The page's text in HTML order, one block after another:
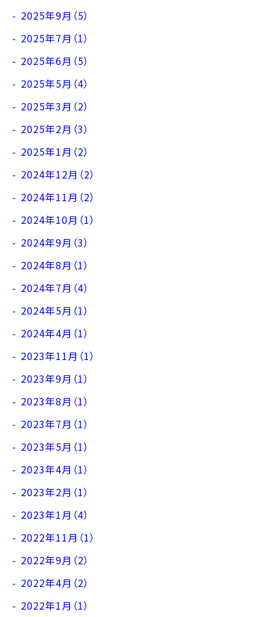
2025年9月（5）
2025年7月（1）
2025年6月（5）
2025年5月（4）
2025年3月（2）
2025年2月（3）
2025年1月（2）
2024年12月（2）
2024年11月（2）
2024年10月（1）
2024年9月（3）
2024年8月（1）
2024年7月（4）
2024年5月（1）
2024年4月（1）
2023年11月（1）
2023年9月（1）
2023年8月（1）
2023年7月（1）
2023年5月（1）
2023年4月（1）
2023年2月（1）
2023年1月（4）
2022年11月（1）
2022年9月（2）
2022年4月（2）
2022年1月（1）